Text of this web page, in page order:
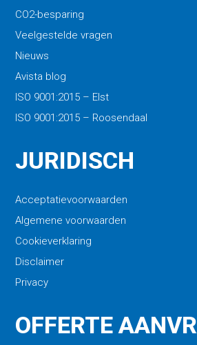
CO2-besparing
Veelgestelde vragen
Nieuws
Avista blog
ISO 9001:2015 – Elst
ISO 9001:2015 – Roosendaal
JURIDISCH
Acceptatievoorwaarden
Algemene voorwaarden
Cookieverklaring
Disclaimer
Privacy
OFFERTE